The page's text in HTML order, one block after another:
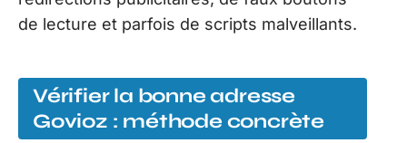
de lecture et parfois de scripts malveillants.
Vérifier la bonne adresse
Govioz : méthode concrète